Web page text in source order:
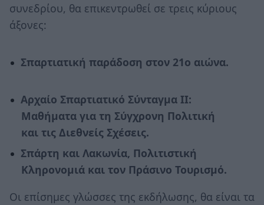
συνεδρίου, θα επικεντρωθεί σε τρεις κύριους
άξονες:
Σπαρτιατική παράδοση στον 21ο αιώνα.
Αρχαίο Σπαρτιατικό Σύνταγμα II:
Μαθήματα για τη Σύγχρονη Πολιτική
και τις Διεθνείς Σχέσεις.
Σπάρτη και Λακωνία, Πολιτιστική
Κληρονομιά και τον Πράσινο Τουρισμό.
Οι επίσημες γλώσσες της εκδήλωσης, θα είναι τα